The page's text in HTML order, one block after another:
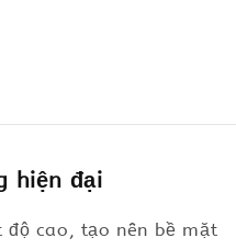
hiện đại
cao, tạo nên bề mặt